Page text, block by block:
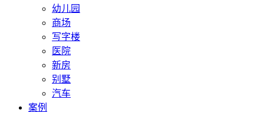
幼儿园
商场
写字楼
医院
新房
别墅
汽车
案例